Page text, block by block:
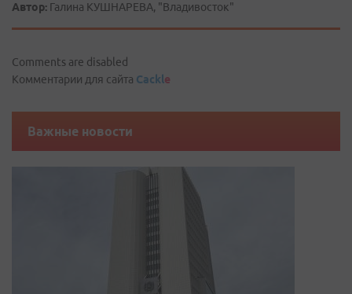
Автор: Галина КУШНАРЕВА, "Владивосток"
Comments are disabled
Комментарии для сайта Cackle
Важные новости